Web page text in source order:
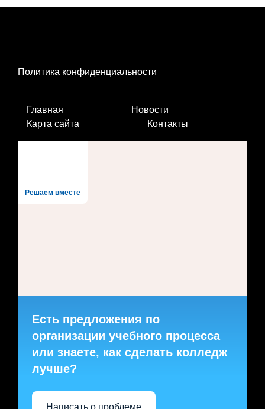
Политика конфиденциальности
Главная
Новости
Карта сайта
Контакты
Решаем вместе
Есть предложения по
организации учебного процесса
или знаете, как сделать колледж
лучше?
Написать о проблеме